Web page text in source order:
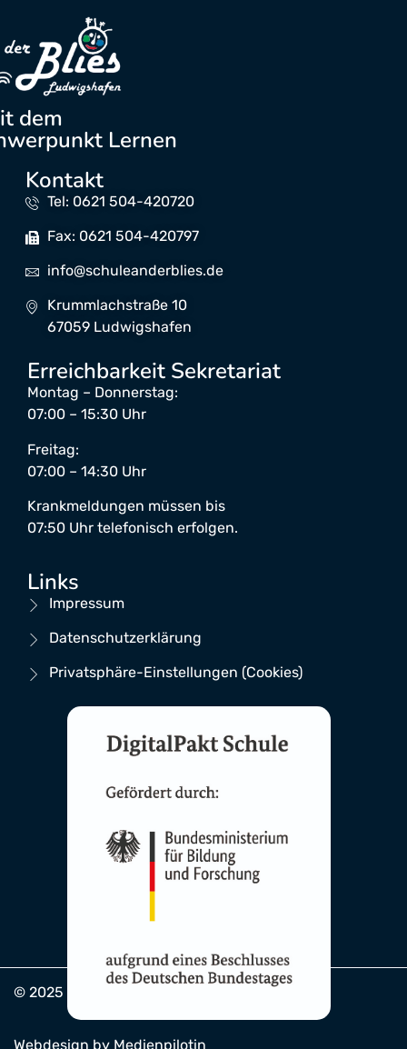
dem
Lernen
Kontakt
Tel: 0621 504-420720
Fax: 0621 504-420797
info@schuleanderblies.de
Krummlachstraße 10
67059 Ludwigshafen
Erreichbarkeit Sekretariat
Montag – Donnerstag:
07:00 – 15:30 Uhr
Freitag:
07:00 – 14:30 Uhr
Krankmeldungen müssen bis
07:50 Uhr telefonisch erfolgen.
Links
Impressum
Datenschutzerklärung
Privatsphäre-Einstellungen (Cookies)
© 2025 Schule an der Blies
Webdesign by Medienpilotin